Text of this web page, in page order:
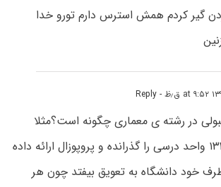
گیر کردم همش استرس دارم تورو خدا
- Reply
در رشته ی معماری چگونه است؟مثلا
فردی قبول شده و ۱۳۲ واحد درسی را گذرانده و پروپوزال ارائه داده
خود دانشگاه به تعویق بیفتد چون هر